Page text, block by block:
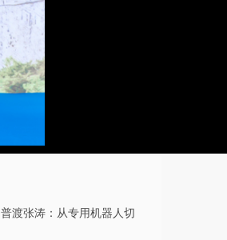
普渡张涛：从专用机器人切